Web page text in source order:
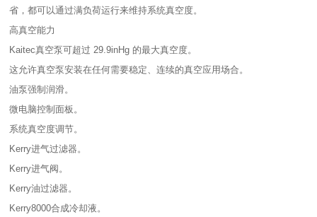
省，都可以通过满负荷运行来维持系统真空度。
高真空能力
Kaitec真空泵可超过 29.9inHg 的最大真空度。
这允许真空泵安装在任何需要稳定、连续的真空应用场合。
油泵强制润滑。
微电脑控制面板。
系统真空度调节。
Kerry进气过滤器。
Kerry进气阀。
Kerry油过滤器。
Kerry8000合成冷却液。